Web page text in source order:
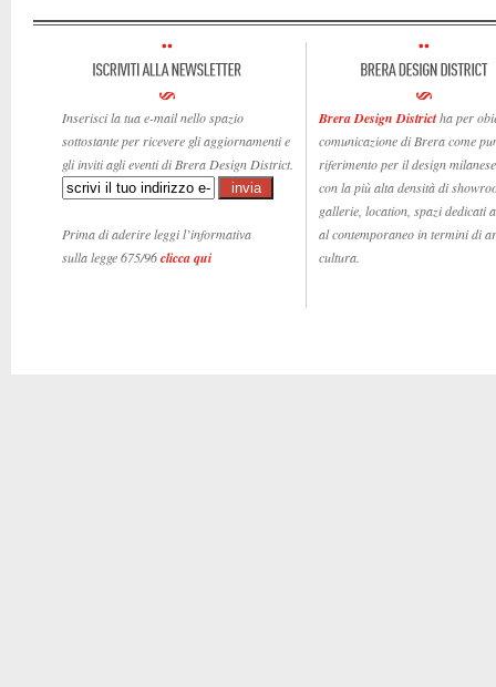
Inserisci la tua e-mail nello spazio
sottostante per ricevere gli aggiornamenti e
gli inviti agli eventi di Brera Design District.
Prima di aderire leggi l’informativa
sulla legge 675/96clicca qui
Brera Design Districtha per
comunicazione di Brera come
riferimento per il design
con la più alta densità di
gallerie, location, spazi dedicati
al contemporaneo in termini di
cultura.